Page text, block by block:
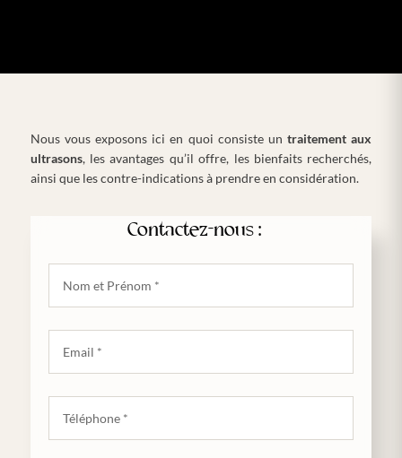
Nous vous exposons ici en quoi consiste untraitement aux
ultrasons, les avantages qu’il offre, les bienfaits recherchés,
ainsi que les contre-indications à prendre en considération.
Contactez-nous :